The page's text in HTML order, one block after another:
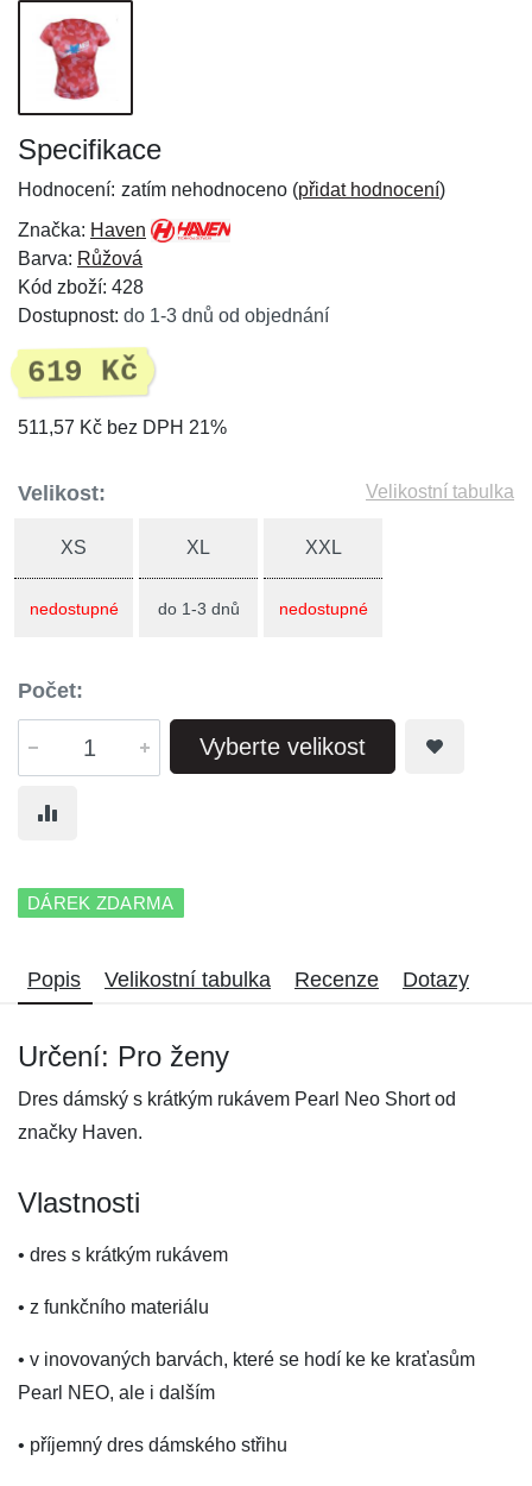
Specifikace
Hodnocení: zatím nehodnoceno (přidat hodnocení)
Značka: Haven
Barva: Růžová
Kód zboží: 428
Dostupnost: do 1-3 dnů od objednání
619 Kč
511,57 Kč bez DPH 21%
Velikost: Velikostní tabulka
XS
nedostupné
XL
do 1-3 dnů
XXL
nedostupné
Počet:
Vyberte velikost
DÁREK ZDARMA
Popis Velikostní tabulka Recenze Dotazy
Určení: Pro ženy
Dres dámský s krátkým rukávem Pearl Neo Short od
značky Haven.
Vlastnosti
• dres s krátkým rukávem
• z funkčního materiálu
• v inovovaných barvách, které se hodí ke ke kraťasům
Pearl NEO, ale i dalším
• příjemný dres dámského střihu